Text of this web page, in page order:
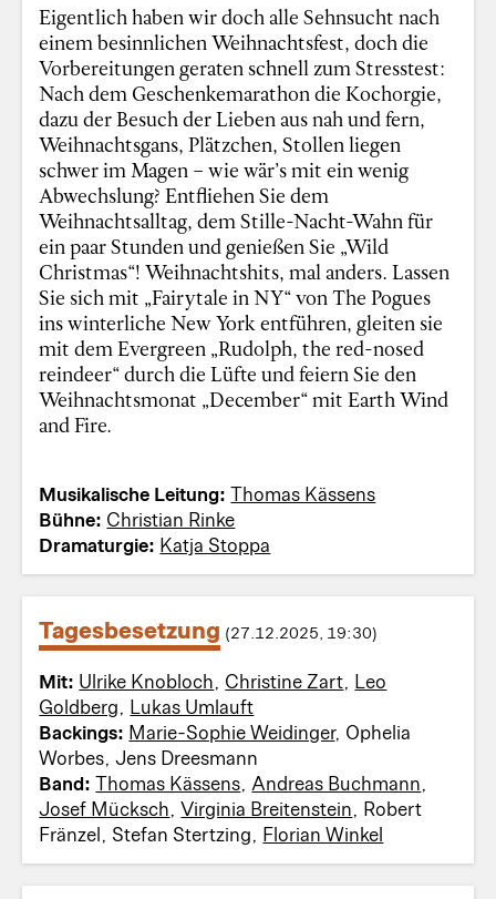
Eigentlich haben wir doch alle Sehnsucht nach
einem besinnlichen Weihnachtsfest, doch die
Vorbereitungen geraten schnell zum Stresstest:
Nach dem Geschenkemarathon die Kochorgie,
dazu der Besuch der Lieben aus nah und fern,
Weihnachtsgans, Plätzchen, Stollen liegen
schwer im Magen – wie wär’s mit ein wenig
Abwechslung? Entfliehen Sie dem
Weihnachtsalltag, dem Stille-Nacht-Wahn für
ein paar Stunden und genießen Sie „Wild
Christmas“! Weihnachtshits, mal anders. Lassen
Sie sich mit „Fairytale in NY“ von The Pogues
ins winterliche New York entführen, gleiten sie
mit dem Evergreen „Rudolph, the red-nosed
reindeer“ durch die Lüfte und feiern Sie den
Weihnachtsmonat „December“ mit Earth Wind
and Fire.
Musikalische Leitung:Thomas Kässens
Bühne: Christian Rinke
Dramaturgie: Katja Stoppa
Tagesbesetzung (27.12.2025, 19:30)
Mit: Ulrike Knobloch, Christine Zart, Leo
Goldberg, Lukas Umlauft
Backings: Marie-Sophie Weidinger, Ophelia
Worbes, Jens Dreesmann
Band:Thomas Kässens,Andreas Buchmann,
Josef Mücksch,Virginia Breitenstein, Robert
Fränzel, Stefan Stertzing, Florian Winkel